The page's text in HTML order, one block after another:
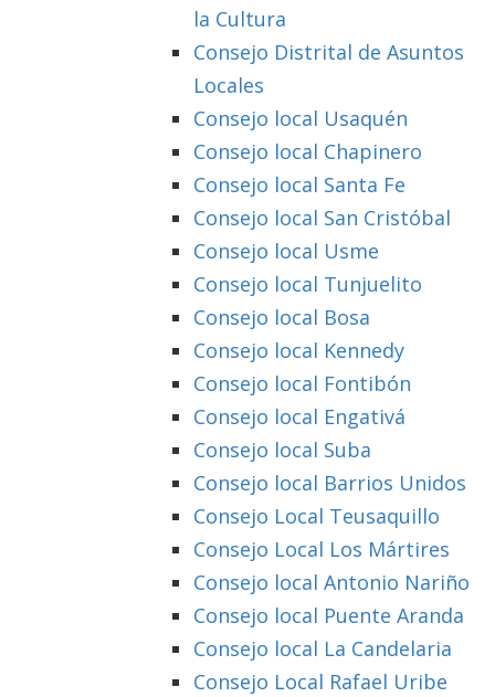
la Cultura
Consejo Distrital de Asuntos
Locales
Consejo local Usaquén
Consejo local Chapinero
Consejo local Santa Fe
Consejo local San Cristóbal
Consejo local Usme
Consejo local Tunjuelito
Consejo local Bosa
Consejo local Kennedy
Consejo local Fontibón
Consejo local Engativá
Consejo local Suba
Consejo local Barrios Unidos
Consejo Local Teusaquillo
Consejo Local Los Mártires
Consejo local Antonio Nariño
Consejo local Puente Aranda
Consejo local La Candelaria
Consejo Local Rafael Uribe